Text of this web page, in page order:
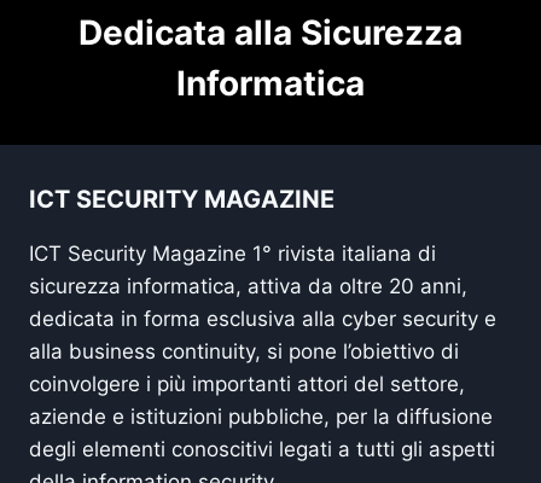
Dedicata alla Sicurezza
Informatica
ICT SECURITY MAGAZINE
ICT Security Magazine 1° rivista italiana di
sicurezza informatica, attiva da oltre 20 anni,
dedicata in forma esclusiva alla cyber security e
alla business continuity, si pone l’obiettivo di
coinvolgere i più importanti attori del settore,
aziende e istituzioni pubbliche, per la diffusione
degli elementi conoscitivi legati a tutti gli aspetti